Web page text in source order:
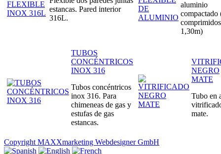
estancas. Pared interior
316L.
aluminio
compactado
1,30m)
TUBOS
CONCÉNTRICOS
INOX 316
Tubos concéntricos
inox 316. Para
chimeneas de gas y
estufas de gas
estancas.
NEGRO
MATE
Tubo en
mate.
Copyright MAXXmarketing Webdesigner GmbH